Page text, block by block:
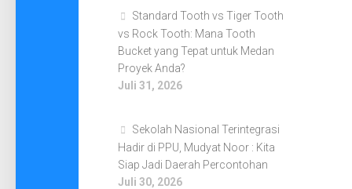
Standard Tooth vs Tiger Tooth
vs Rock Tooth: Mana Tooth
Bucket yang Tepat untuk Medan
Proyek Anda?
Juli 31, 2026
Sekolah Nasional Terintegrasi
Hadir di PPU, Mudyat Noor : Kita
Siap Jadi Daerah Percontohan
Juli 30, 2026